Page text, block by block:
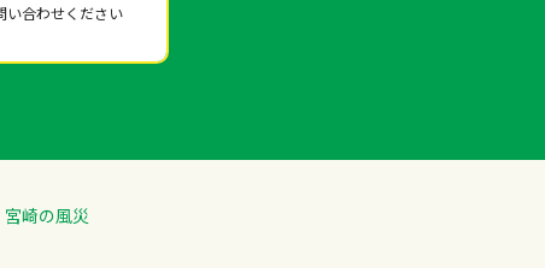
い合わせください
宮崎の風災